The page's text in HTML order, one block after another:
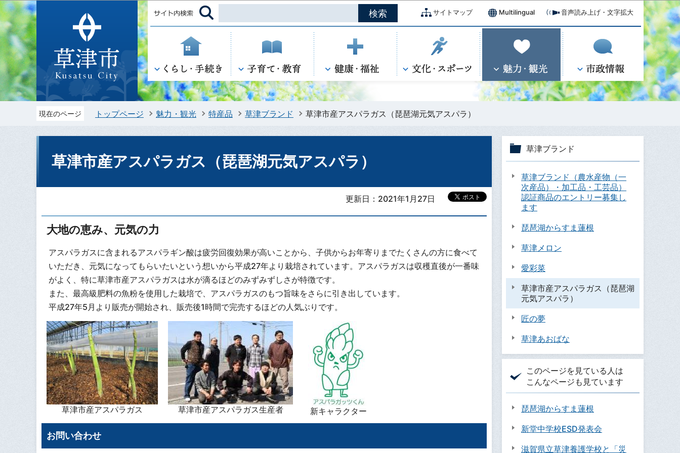
このページの本文へ移動
サイトマップ Multilingual 音声読み上げ・文字拡大
現在のページ トップページ 魅力・観光 特産品 草津ブランド 草津市産アスパラガス（琵琶湖元気アスパラ）
草津市産アスパラガス（琵琶湖元気アスパラ）
更新日：2021年1月27日
大地の恵み、元気の力
アスパラガスに含まれるアスパラギン酸は疲労回復効果が高いことから、子供からお年寄りまでたくさんの方に食べて
いただき、元気になってもらいたいという想いから平成27年より栽培されています。アスパラガスは収穫直後が一番味
がよく、特に草津市産アスパラガスは水が滴るほどのみずみずしさが特徴です。
また、最高級肥料の魚粉を使用した栽培で、アスパラガスのもつ旨味をさらに引き出しています。
平成27年5月より販売が開始され、販売後1時間で完売するほどの人気ぶりです。
草津市産アスパラガス 草津市産アスパラガス生産者 新キャラクター
お問い合わせ
草津ブランド
草津ブランド（農水産物（一
次産品）・加工品・工芸品）
認証商品のエントリー募集し
ます
琵琶湖からすま蓮根
草津メロン
愛彩菜
草津市産アスパラガス（琵琶湖
元気アスパラ）
匠の夢
草津あおばな
このページを見ている人は
こんなページも見ています
琵琶湖からすま蓮根
新堂中学校ESD発表会
滋賀県立草津養護学校と「災